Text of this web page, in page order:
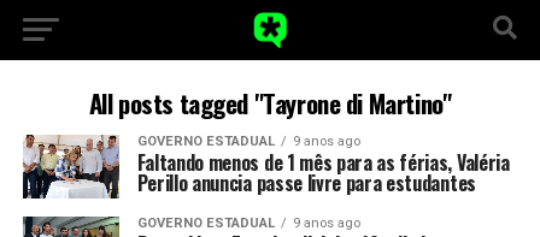
All posts tagged "Tayrone di Martino"
GOVERNO ESTADUAL 9 anos ago
Faltando menos de 1 mês para as férias, Valéria
Perillo anuncia passe livre para estudantes
GOVERNO ESTADUAL 9 anos ago